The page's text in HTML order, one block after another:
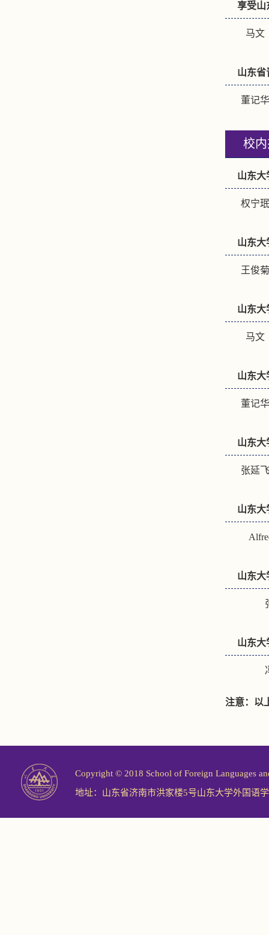
享受山
马文
山东省
董记
校
山东大
权宁
山东大
王俊
山东大
马文
山东大
董记
山东大
张延
山东大
山东大
山东大
注意：以
Copyright © 2018 School of Foreign Languages
地址：山东省济南市洪家楼5号山东大学外国语